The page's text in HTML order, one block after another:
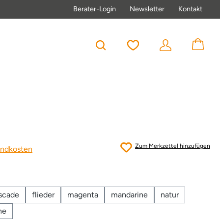
Berater-Login Newsletter Kontakt
Du hast 0 Produkte
flieder magenta mandarine
natur
Zum Merkzettel hinzufügen